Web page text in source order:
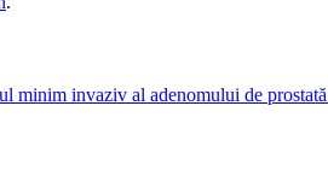
minim invaziv al adenomului de